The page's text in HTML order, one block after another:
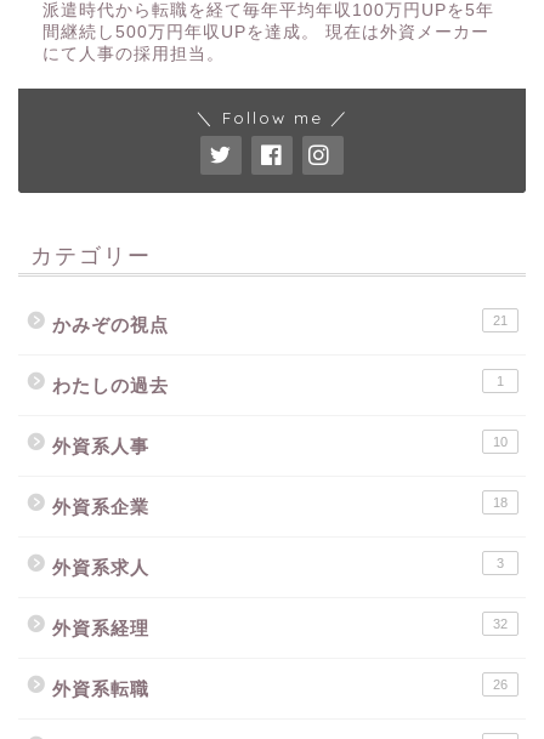
派遣時代から転職を経て毎年平均年収100万円UPを5年
間継続し500万円年収UPを達成。 現在は外資メーカー
にて人事の採用担当。
＼ Follow me ／
カテゴリー
かみぞの視点 21
わたしの過去 1
外資系人事 10
外資系企業 18
外資系求人 3
外資系経理 32
外資系転職 26